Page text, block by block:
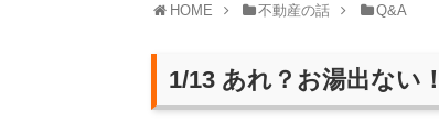
HOME 不動産の話 Q&A
1/13 あれ？お湯出ない